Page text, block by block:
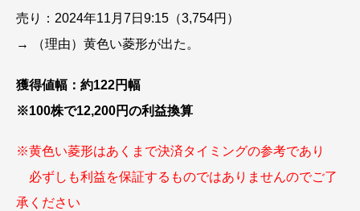
売り：2024年11月7日9:15（3,754円）
→ （理由）黄色い菱形が出た。
獲得値幅：約122円幅
※100株で12,200円の利益換算
※黄色い菱形はあくまで決済タイミングの参考であり
必ずしも利益を保証するものではありませんのでご了
承ください